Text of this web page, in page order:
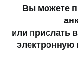
Вы можете
или прислать
электронную